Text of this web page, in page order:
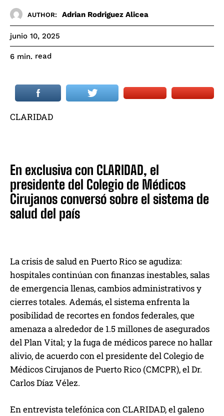
AUTHOR: Adrian Rodriguez Alicea
junio 10, 2025
6 min. read
CLARIDAD
En exclusiva con CLARIDAD, el
presidente del Colegio de Médicos
Cirujanos conversó sobre el sistema de
salud del país
La crisis de salud en Puerto Rico se agudiza:
hospitales continúan con finanzas inestables, salas
de emergencia llenas, cambios administrativos y
cierres totales. Además, el sistema enfrenta la
posibilidad de recortes en fondos federales, que
amenaza a alrededor de 1.5 millones de asegurados
del Plan Vital; y la fuga de médicos parece no hallar
alivio, de acuerdo con el presidente del Colegio de
Médicos Cirujanos de Puerto Rico (CMCPR), el Dr.
Carlos Díaz Vélez.
En entrevista telefónica con CLARIDAD, el galeno